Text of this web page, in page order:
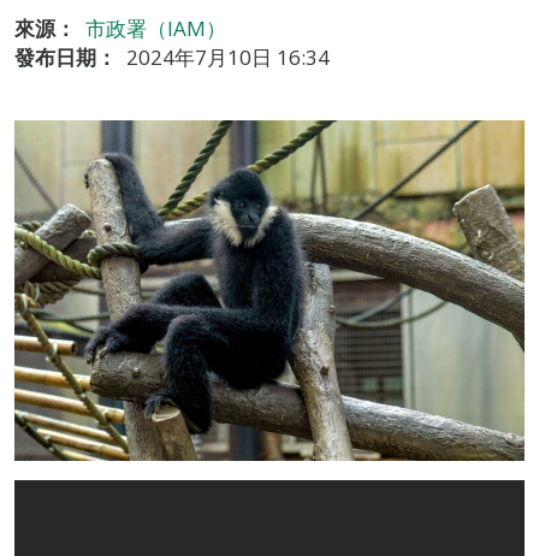
來源：
市政署（IAM）
發布日期：
2024年7月10日 16:34